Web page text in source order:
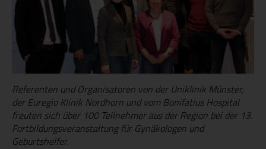
Referenten und Organisatoren von der Uniklinik Münster,
der Euregio Klinik Nordhorn und vom Bonifatius Hospital
freuten sich über 100 Teilnehmer aus der Region bei der 13.
Fortbildungsveranstaltung für Gynäkologen und
Geburtshelfer.